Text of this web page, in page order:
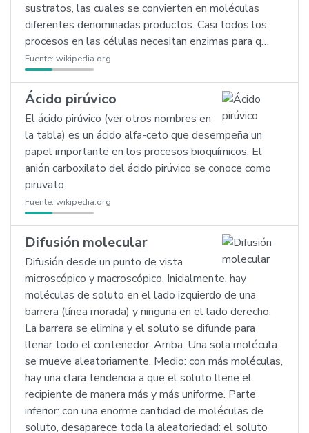
sustratos, las cuales se convierten en moléculas
diferentes denominadas productos. Casi todos los
procesos en las células necesitan enzimas para q…
Fuente: wikipedia.org
Ácido pirúvico
El ácido pirúvico (ver otros nombres en
la tabla) es un ácido alfa-ceto que desempeña un
papel importante en los procesos bioquímicos. El
anión carboxilato del ácido pirúvico se conoce como
piruvato.
Fuente: wikipedia.org
Difusión molecular
Difusión desde un punto de vista
microscópico y macroscópico. Inicialmente, hay
moléculas de soluto en el lado izquierdo de una
barrera (línea morada) y ninguna en el lado derecho.
La barrera se elimina y el soluto se difunde para
llenar todo el contenedor. Arriba: Una sola molécula
se mueve aleatoriamente. Medio: con más moléculas,
hay una clara tendencia a que el soluto llene el
recipiente de manera más y más uniforme. Parte
inferior: con una enorme cantidad de moléculas de
soluto, desaparece toda la aleatoriedad: el soluto